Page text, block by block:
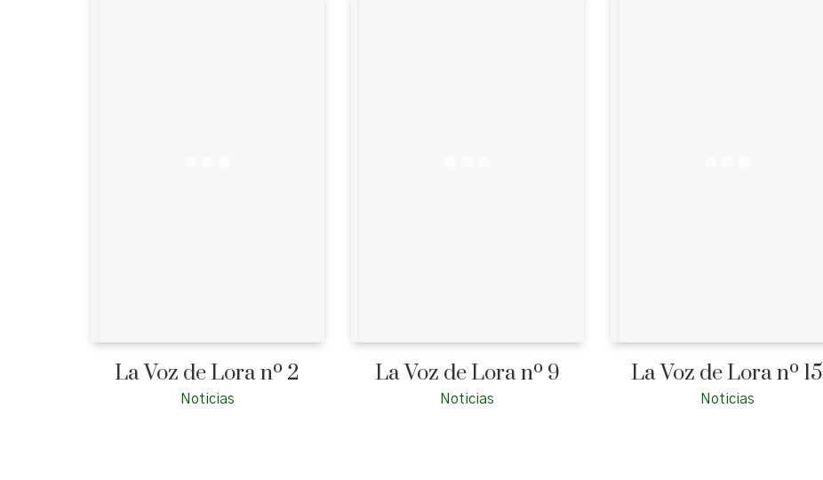
La Voz de Lora nº 2
Noticias
La Voz de Lora nº 9
Noticias
La Voz de Lora nº 15
Noticias